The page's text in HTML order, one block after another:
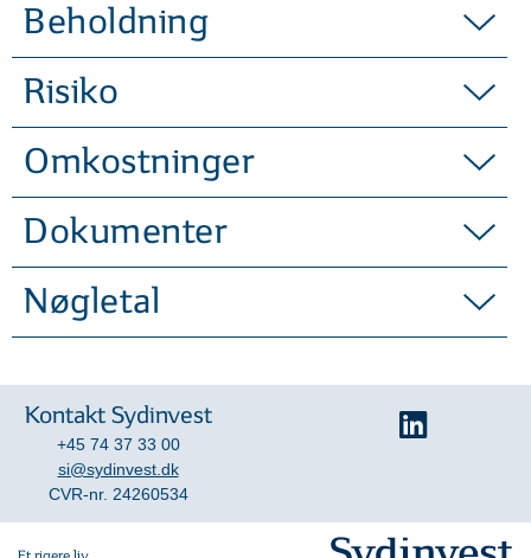
portefølje med spredning over
tusindvis af værdipapirer. Du får
Beholdning
Risiko
Omkostninger
Dokumenter
Nøgletal
Kontakt Sydinvest
+45 74 37 33 00
si@sydinvest.dk
CVR-nr. 24260534